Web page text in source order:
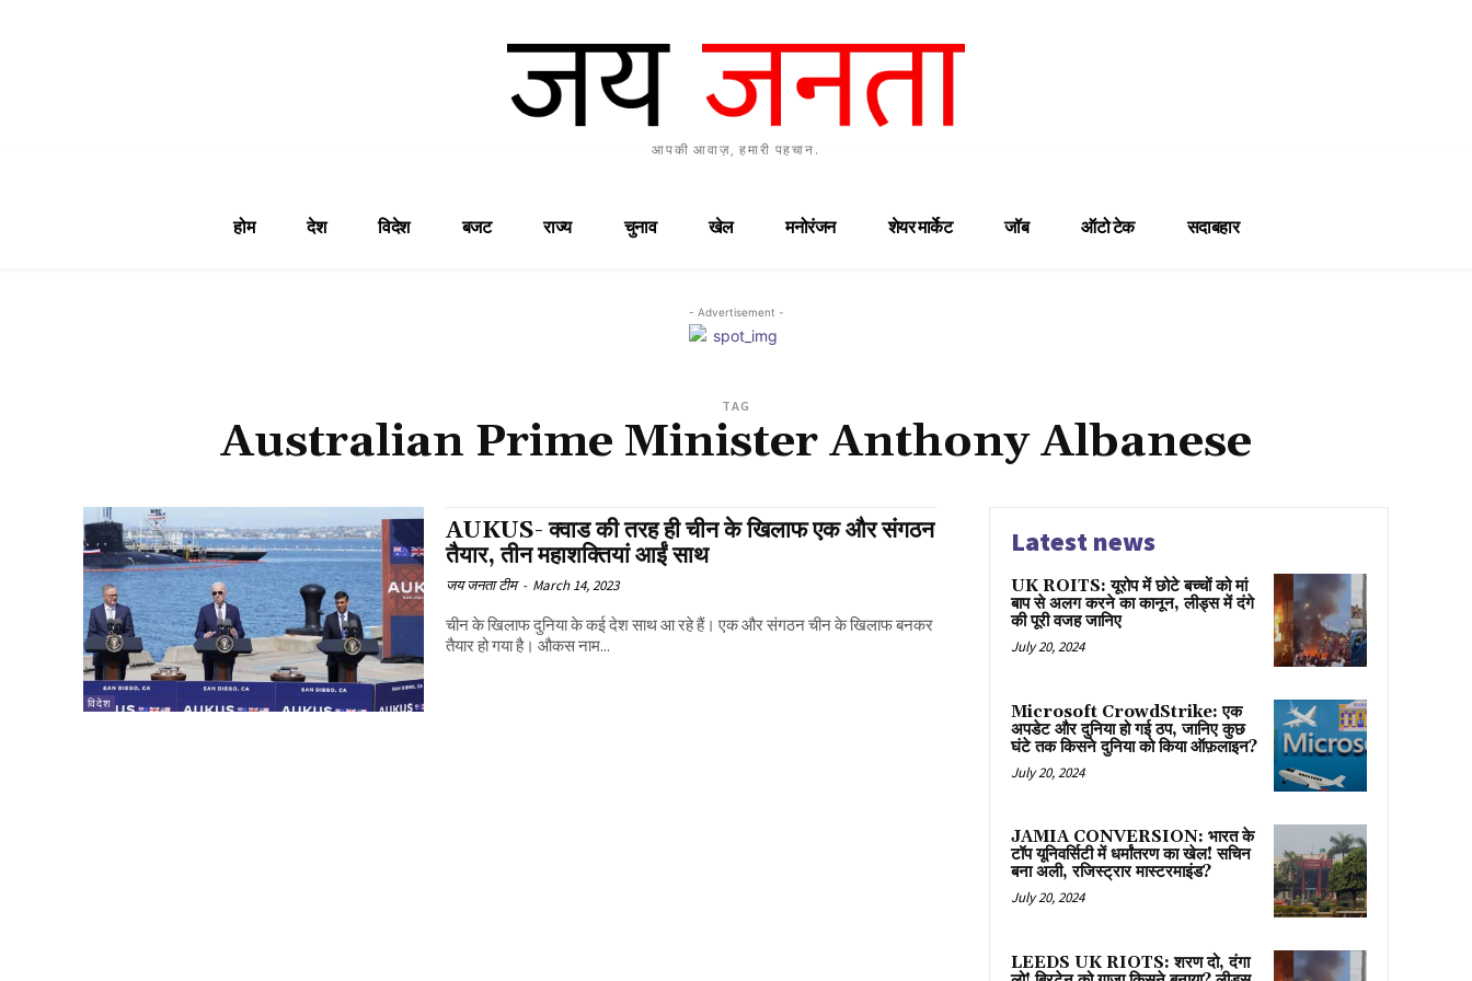
आपकी आवाज़, हमारी पहचान.
होम देश विदेश बजट राज्य चुनाव खेल मनोरंजन शेयर मार्केट जॉब ऑटो टेक सदाबहार
- Advertisement -
TAG
Australian Prime Minister Anthony Albanese
विदेश
AUKUS- क्वाड की तरह ही चीन के खिलाफ एक और संगठन
तैयार, तीन महाशक्तियां आईं साथ
जय जनता टीम - March 14, 2023
चीन के खिलाफ दुनिया के कई देश साथ आ रहे हैं। एक और संगठन चीन के खिलाफ बनकर
तैयार हो गया है। औकस नाम...
Latest news
UK ROITS: यूरोप में छोटे बच्चों को मां
बाप से अलग करने का कानून, लीड्स में दंगे
की पूरी वजह जानिए
July 20, 2024
Microsoft CrowdStrike: एक
अपडेट और दुनिया हो गई ठप, जानिए कुछ
घंटे तक किसने दुनिया को किया ऑफ़लाइन?
July 20, 2024
JAMIA CONVERSION: भारत के
टॉप यूनिवर्सिटी में धर्मांतरण का खेल! सचिन
बना अली, रजिस्ट्रार मास्टरमाइंड?
July 20, 2024
LEEDS UK RIOTS: शरण दो, दंगा